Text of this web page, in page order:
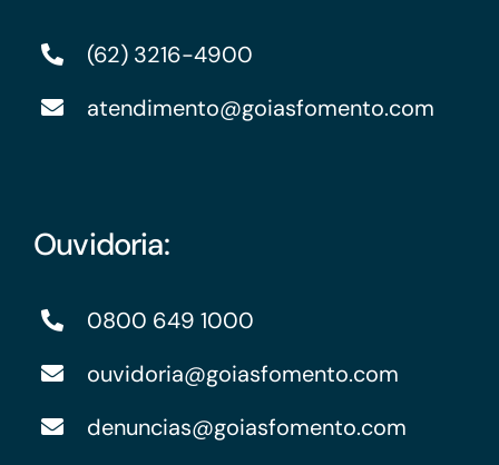
(62) 3216-4900
atendimento@goiasfomento.com
Ouvidoria:
0800 649 1000
ouvidoria@goiasfomento.com
denuncias@goiasfomento.com